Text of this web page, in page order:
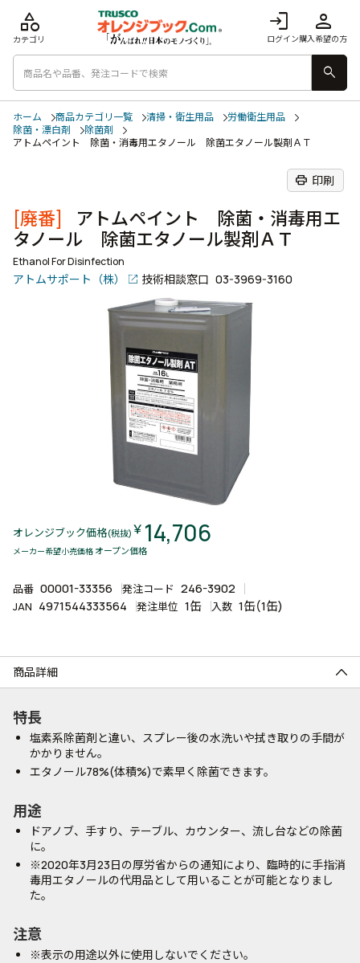
login
ログイン
person
購入希望の方
category
カテゴリ
search
ホーム 商品カテゴリ一覧 清掃・衛生用品
労働衛生用品
除菌・漂白剤
除菌剤
アトムペイント 除菌・消毒用エタノール 除菌エタノール製剤ＡＴ
print 印刷
[廃番]
アトムペイント 除菌・消毒用エ
タノール 除菌エタノール製剤ＡＴ
Ethanol For Disinfection
アトムサポート（株） 技術相談窓口 03-3969-3160
オレンジブック価格(税抜) ￥ 14,706
メーカー希望小売価格 オープン価格
品番 00001-33356 発注コード 246-3902
JAN 4971544333564 発注単位 1缶 入数 1缶(1缶)
商品詳細
特長
塩素系除菌剤と違い、スプレー後の水洗いや拭き取りの手間が
かかりません。
エタノール78%(体積%)で素早く除菌できます。
用途
ドアノブ、手すり、テーブル、カウンター、流し台などの除菌
に。
※2020年3月23日の厚労省からの通知により、臨時的に手指消
毒用エタノールの代用品として用いることが可能となりまし
た。
注意
※表示の用途以外に使用しないでください。